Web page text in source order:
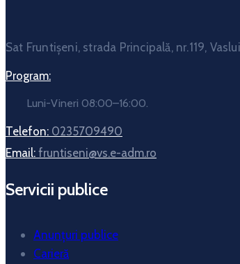
Sat Fruntișeni, strada Principală, nr.119, Vaslui
Program:
Luni-Vineri 08:00–16:00.
Telefon: 0235709490
Email: fruntiseni@vs.e-adm.ro
Servicii publice
Anunțuri publice
Carieră